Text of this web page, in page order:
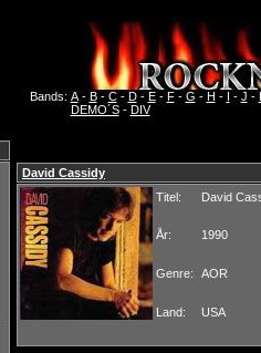
Bands: A- B- C- D- E- F- G - H - I - J -
DEMO´S- DIV
David Cassidy
Titel:
David
År: 1990
Genre: AOR
Land: USA